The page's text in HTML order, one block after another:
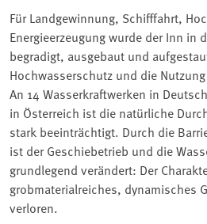
Für Landgewinnung, Schifffahrt,
Energieerzeugung wurde der Inn in
begradigt, ausgebaut und
Hochwasserschutz und die
An 14 Wasserkraftwerken in
in Österreich ist die natürliche
stark beeinträchtigt. Durch die
ist der Geschiebetrieb und die
grundlegend verändert: Der
grobmaterialreiches, dynamisches
verloren.